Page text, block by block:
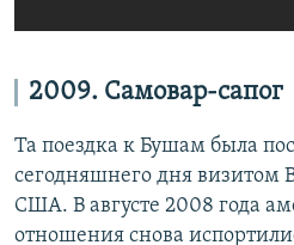
2009. Самовар-сапог
Та поездка к Бушам была
сегодняшнего дня визитом
США. В августе 2008 года
отношения снова